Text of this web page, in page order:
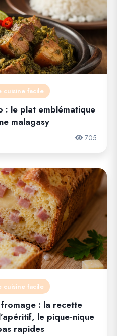
cuisine facile
: le plat emblématique
malagasy
705
cuisine facile
: la recette
le pique-nique
rapides